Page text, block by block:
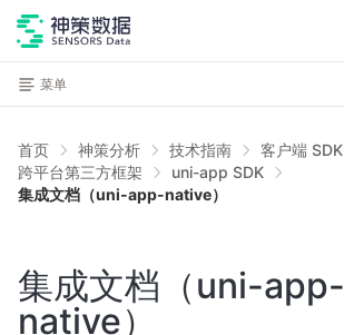
菜单
首页 神策分析 技术指南
客户端 SDK
跨平台第三方框架
uni-app SDK
集成文档（uni-app-native）
集成文档（uni-app-
native）